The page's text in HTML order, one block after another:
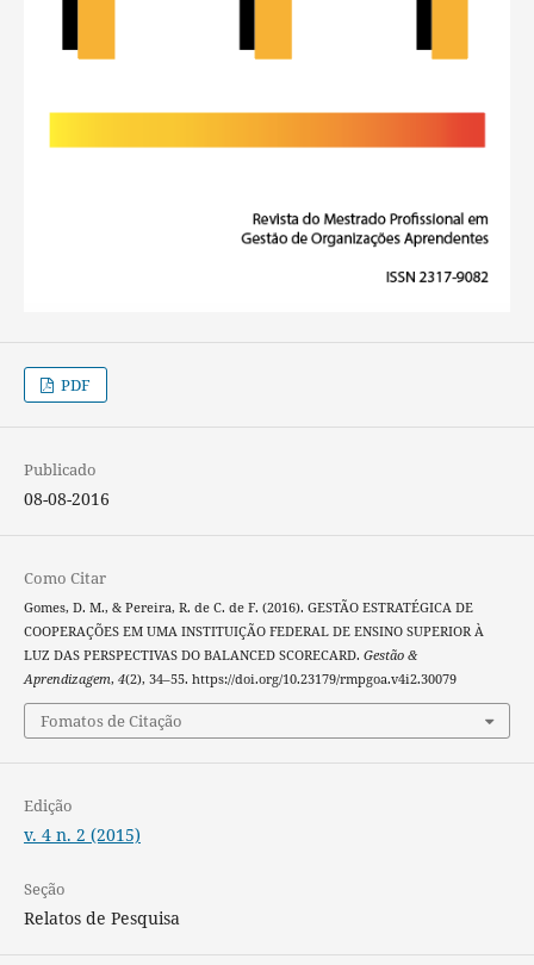
PDF
Publicado
08-08-2016
Como Citar
Gomes, D. M., & Pereira, R. de C. de F. (2016). GESTÃO ESTRATÉGICA DE
COOPERAÇÕES EM UMA INSTITUIÇÃO FEDERAL DE ENSINO SUPERIOR À
LUZ DAS PERSPECTIVAS DO BALANCED SCORECARD. Gestão &
Aprendizagem, 4(2), 34–55. https://doi.org/10.23179/rmpgoa.v4i2.30079
Fomatos de Citação
Edição
v. 4 n. 2 (2015)
Seção
Relatos de Pesquisa